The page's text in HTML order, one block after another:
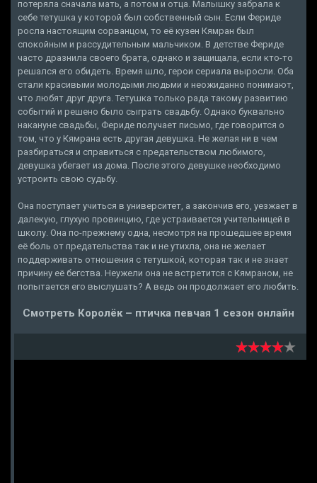
потеряла сначала мать, а потом и отца. Малышку забрала к
себе тетушка у которой был собственный сын. Если Фериде
росла настоящим сорванцом, то её кузен Кямран был
спокойным и рассудительным мальчиком. В детстве Фериде
часто дразнила своего брата, однако и защищала, если кто-то
решался его обидеть. Время шло, герои сериала выросли. Оба
стали красивыми молодыми людьми и неожиданно понимают,
что любят друг друга. Тетушка только рада такому развитию
событий и решено было сыграть свадьбу. Однако буквально
накануне свадьбы, Фериде получает письмо, где говорится о
том, что у Кямрана есть другая девушка. Не желая ни в чем
разбираться и справиться с предательством любимого,
девушка убегает из дома. После этого девушке необходимо
устроить свою судьбу.
Она поступает учиться в университет, а закончив его, уезжает в
далекую, глухую провинцию, где устраивается учительницей в
школу. Она по-прежнему одна, несмотря на прошедшее время
её боль от предательства так и не утихла, она не желает
поддерживать отношения с тетушкой, которая так и не знает
причину её бегства. Неужели она не встретится с Кямраном, не
попытается его выслушать? А ведь он продолжает его любить.
Смотреть Королёк – птичка певчая 1 сезон онлайн